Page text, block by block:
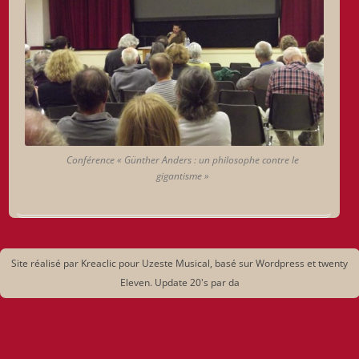
Conférence « Günther Anders : un philosophe contre le
gigantisme »
Site réalisé par Kreaclic pour Uzeste Musical, basé sur Wordpress et twenty
Eleven. Update 20's par da